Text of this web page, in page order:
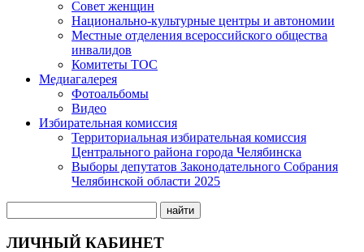
Совет женщин
Национально-культурные центры и автономии
Местные отделения всероссийского общества
инвалидов
Комитеты ТОС
Медиагалерея
Фотоальбомы
Видео
Избирательная комиссия
Территориальная избирательная комиссия
Центрального района города Челябинска
Выборы депутатов Законодательного Собрания
Челябинской области 2025
найти
ЛИЧНЫЙ КАБИНЕТ